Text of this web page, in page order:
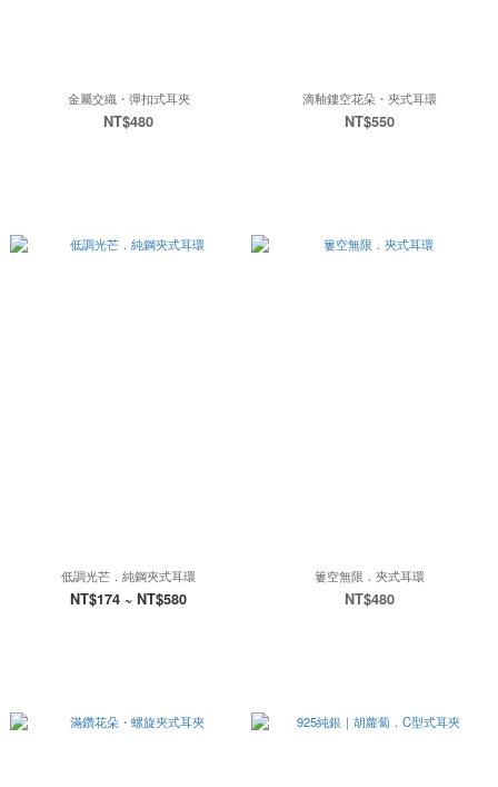
金屬交織・彈扣式耳夾
NT$480
滴釉鏤空花朵・夾式耳環
NT$550
低調光芒．純鋼夾式耳環
NT$174 ~ NT$580
簍空無限．夾式耳環
NT$480